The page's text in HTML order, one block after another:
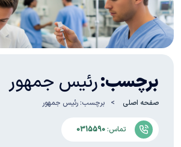
برچسب:رئیس جمهور
صفحه اصلی برچسب: رئیس جمهور
تماس: 0315590